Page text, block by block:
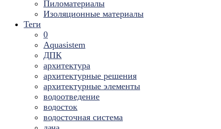
Пиломатериалы
Изоляционные материалы
Теги
0
Aquasistem
ДПК
архитектура
архитектурные решения
архитектурные элементы
водоотведение
водосток
водосточная система